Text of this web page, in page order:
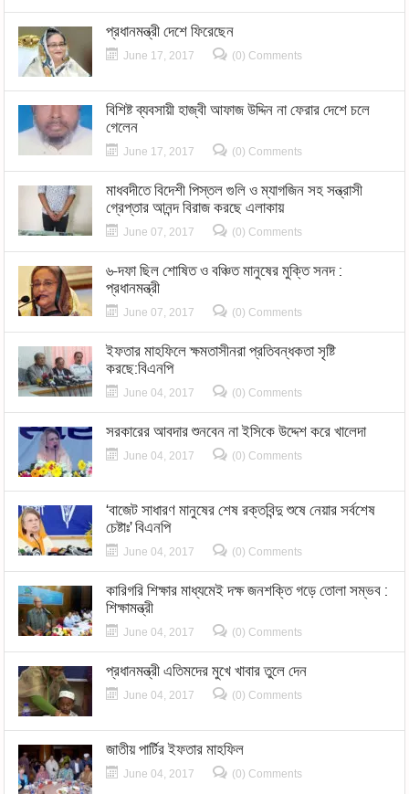
প্রধানমন্ত্রী দেশে ফিরেছেন
June 17, 2017 (0) Comments
বিশিষ্ট ব্যবসায়ী হাজ্বী আফাজ উদ্দিন না ফেরার দেশে চলে
গেলেন
June 17, 2017 (0) Comments
মাধবদীতে বিদেশী পিস্তল গুলি ও ম্যাগজিন সহ সন্ত্রাসী
গ্রেপ্তার আনন্দ বিরাজ করছে এলাকায়
June 07, 2017 (0) Comments
৬-দফা ছিল শোষিত ও বঞ্চিত মানুষের মুক্তি সনদ :
প্রধানমন্ত্রী
June 07, 2017 (0) Comments
ইফতার মাহফিলে ক্ষমতাসীনরা প্রতিবন্ধকতা সৃষ্টি
করছে:বিএনপি
June 04, 2017 (0) Comments
সরকারের আবদার শুনবেন না ইসিকে উদ্দেশ করে খালেদা
June 04, 2017 (0) Comments
‘বাজেট সাধারণ মানুষের শেষ রক্তবিন্দু শুষে নেয়ার সর্বশেষ
চেষ্টাঃ’ বিএনপি
June 04, 2017 (0) Comments
কারিগরি শিক্ষার মাধ্যমেই দক্ষ জনশক্তি গড়ে তোলা সম্ভব :
শিক্ষামন্ত্রী
June 04, 2017 (0) Comments
প্রধানমন্ত্রী এতিমদের মুখে খাবার তুলে দেন
June 04, 2017 (0) Comments
জাতীয় পার্টির ইফতার মাহফিল
June 04, 2017 (0) Comments